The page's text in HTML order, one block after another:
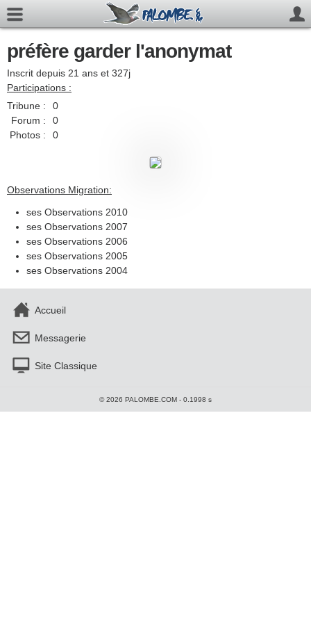
préfère garder l'anonymat
Inscrit depuis 21 ans et 327j
Participations :
Tribune :
0
Forum :
0
Photos :
0
Observations Migration:
ses Observations 2010
ses Observations 2007
ses Observations 2006
ses Observations 2005
ses Observations 2004
Accueil
Messagerie
Site Classique
© 2026 PALOMBE.COM - 0.1998 s